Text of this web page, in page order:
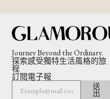
Journey Beyond the Ordinary.
探索感受獨特生活風格的旅
程
訂閱電子報
送
出